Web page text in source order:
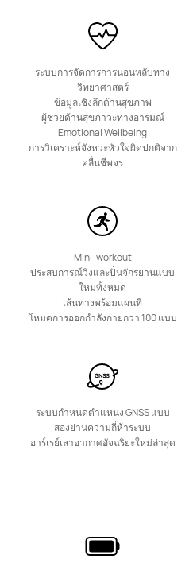
HUAWEI WATCH KIDS X1 Pro
เรียนรู้เพิ่มเติม
HUAWEI WATCH KIDS X1
เรียนรู้เพิ่มเติม
ระบบการจัดการการนอนหลับทาง
วิทยาศาสตร์
ข้อมูลเชิงลึกด้านสุขภาพ
ผู้ช่วยด้านสุขภาวะทางอารมณ์
Emotional Wellbeing
การวิเคราะห์จังหวะหัวใจผิดปกติจาก
คลื่นชีพจร
Mini-workout
ประสบการณ์วิ่งและปั่นจักรยานแบบ
ใหม่ทั้งหมด
เส้นทางพร้อมแผนที่
โหมดการออกกำลังกายกว่า 100 แบบ
ระบบกำหนดตำแหน่ง GNSS แบบ
สองย่านความถี่ห้าระบบ
อาร์เรย์เสาอากาศอัจฉริยะใหม่ล่าสุด